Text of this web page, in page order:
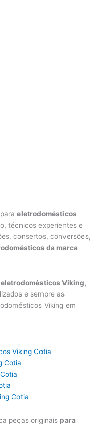
paraeletrodomésticos
técnicos experientes e
consertos, conversões,
da marca
eletrodomésticos Viking,
e sempre as
Viking em
Viking Cotia
Cotia
Cotia
peças originais para